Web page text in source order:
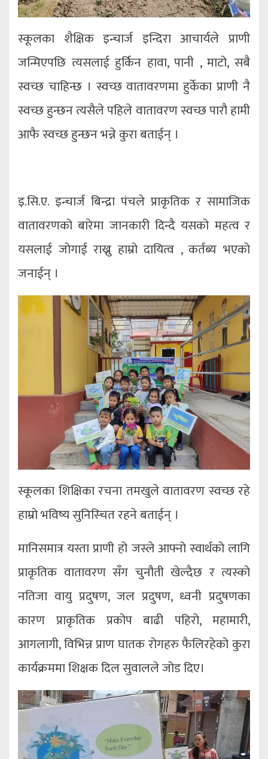
स्कूलका शैक्षिक इन्चार्ज इन्दिरा आचार्यले प्राणी
जन्मिएपछि त्यसलाई हुर्किन हावा, पानी , माटो, सबै
स्वच्छ चाहिन्छ । स्वच्छ वातावरणमा हुर्केका प्राणी नै
स्वच्छ हुन्छन त्यसैले पहिले वातावरण स्वच्छ पारौ हामी
आफै स्वच्छ हुन्छन भन्ने कुरा बताईन् ।
इ.सि.ए. इन्चार्ज बिन्द्रा पंचले प्राकृतिक र सामाजिक
वातावरणको बारेमा जानकारी दिन्दै यसको महत्व र
यसलाई जोगाई राख्नु हाम्रो दायित्व , कर्तब्य भएको
जनाईन् ।
स्कूलका शिक्षिका रचना तमखुले वातावरण स्वच्छ रहे
हाम्रो भविष्य सुनिस्चित रहने बताईन् ।
मानिसमात्र यस्ता प्राणी हो जस्ले आफ्नो स्वार्थको लागि
प्राकृतिक वातावरण सँग चुनौती खेल्दैछ र त्यस्को
नतिजा वायु प्रदुषण, जल प्रदुषण, ध्वनी प्रदुषणका
कारण प्राकृतिक प्रकोप बाढी पहिरो, महामारी,
आगलागी, विभिन्न प्राण घातक रोगहरु फैलिरहेको कुरा
कार्यक्रममा शिक्षक दिल सुवालले जोड दिए।